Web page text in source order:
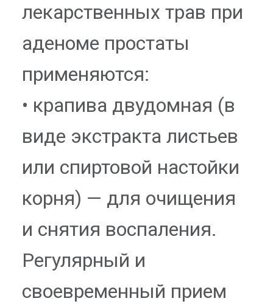
лекарственных трав при
аденоме простаты
применяются:
• крапива двудомная (в
виде экстракта листьев
или спиртовой настойки
корня) — для очищения
и снятия воспаления.
Регулярный и
своевременный прием